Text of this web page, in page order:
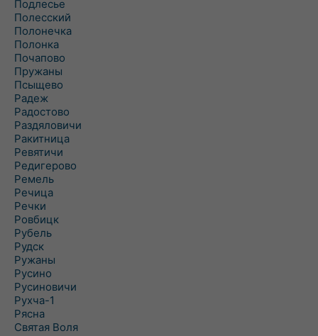
Подлесье
Полесский
Полонечка
Полонка
Почапово
Пружаны
Псыщево
Радеж
Радостово
Раздяловичи
Ракитница
Ревятичи
Редигерово
Ремель
Речица
Речки
Ровбицк
Рубель
Рудск
Ружаны
Русино
Русиновичи
Рухча-1
Рясна
Святая Воля